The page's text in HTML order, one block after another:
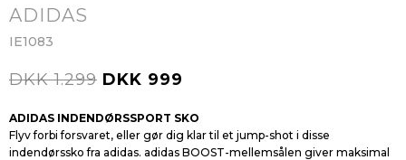
ADIDAS
IE1083
DKK 1.299 DKK 999
ADIDAS INDENDØRSSPORT SKO
Flyv forbi forsvaret, eller gør dig klar til et jump-shot i disse
indendørssko fra adidas. adidas BOOST-mellemsålen giver maksimal